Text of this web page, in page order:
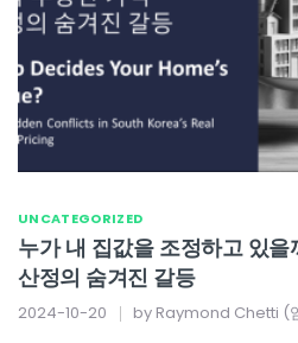
UNCATEGORIZED
누가 내 집값을 조정하고 있을
산정의 숨겨진 갈등
2024-10-20 by Raymond Chetti (